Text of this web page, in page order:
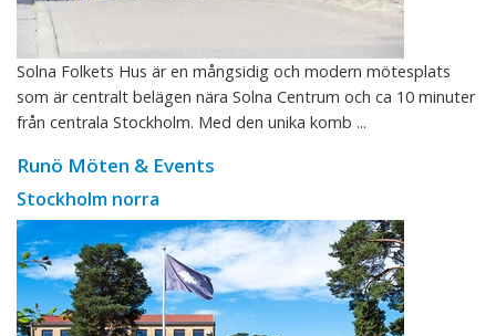
Solna Folkets Hus är en mångsidig och modern mötesplats
som är centralt belägen nära Solna Centrum och ca 10 minuter
från centrala Stockholm. Med den unika komb ...
Runö Möten & Events
Stockholm norra